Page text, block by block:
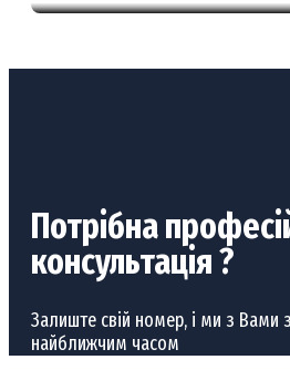
Потрібна
консультація ?
Залиште свій номер, і ми з Вами
найближчим часом